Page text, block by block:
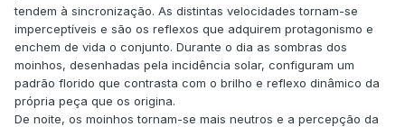
tendem à sincronização. As distintas velocidades tornam-se
imperceptíveis e são os reflexos que adquirem protagonismo e
enchem de vida o conjunto. Durante o dia as sombras dos
moinhos, desenhadas pela incidência solar, configuram um
padrão florido que contrasta com o brilho e reflexo dinâmico da
própria peça que os origina.
De noite, os moinhos tornam-se mais neutros e a percepção da